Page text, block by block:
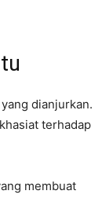
dianjurkan.
terhadap
membuat